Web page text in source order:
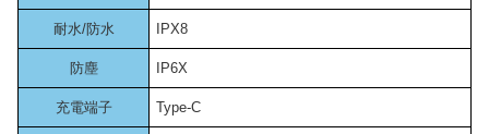
耐水/防水 IPX8
防塵 IP6X
充電端子 Type-C